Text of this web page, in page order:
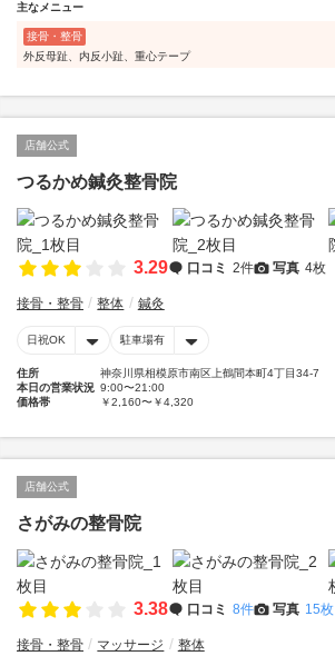
主なメニュー
接骨・整骨
外反母趾、内反小趾、重心テープ
店舗公式
つるかめ鍼灸整骨院
3.29 口コミ 2件 写真 4枚
接骨・整骨 整体 鍼灸
日祝OK 駐車場有
住所
神奈川県相模原市南区上鶴間本町4丁目34-7
本日の営業状況 9:00〜21:00
価格帯
￥2,160〜￥4,320
店舗公式
さがみの整骨院
3.38 口コミ 8件 写真 15枚
接骨・整骨 マッサージ 整体